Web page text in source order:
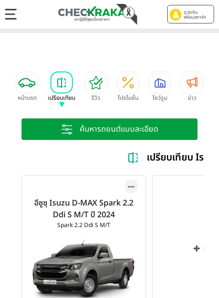
ดูวงเงิน
พร้อมสตาร์ท
หน้าแรก เปรียบเทียบ รีวิว โปรโมชั่น โชว์รูม ข่าว
ค้นหารถยนต์แบบละเอียด
เปรียบเทียบ
อีซูซุ Isuzu D-MAX Spark 2.2
Ddi S M/T ปี 2024
Spark 2.2 Ddi S M/T
เพิ่